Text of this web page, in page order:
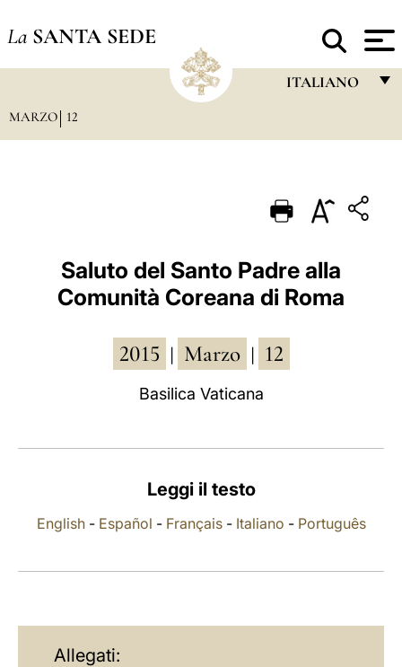
La SANTA SEDE
ITALIANO
PORTUGUÊS
ESPAÑOL
DEUTSCH
MARZO 12
Saluto del Santo Padre alla
Comunità Coreana di Roma
2015 Marzo 12
Basilica Vaticana
Leggi il testo
English- Español - Français- Italiano - Português
Allegati: